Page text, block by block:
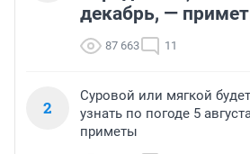
декабрь, —
87 663 11
2
Суровой или мягкой
узнать по погоде 5
приметы